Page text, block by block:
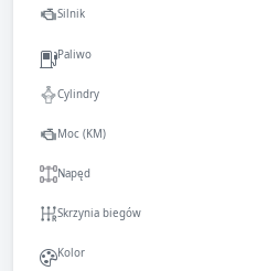
Silnik
Paliwo
Cylindry
Moc (KM)
Napęd
Skrzynia biegów
Kolor